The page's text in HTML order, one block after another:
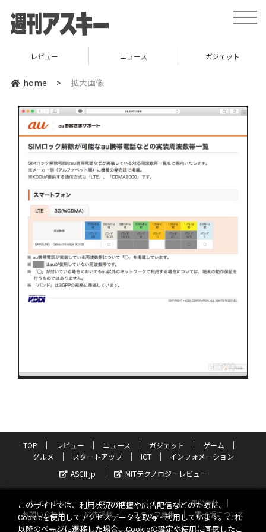
toggle
レビュー ニュース ガジェット
home > 拡大画像
TOP レビュー ニュース ガジェット
ゲーム
グルメ
スタートアップ ICT
インフォメーション
ASCII.jp
MITテクノロジーレビュー
サイトポリシー プライバシーポリシー
運営会社
お問い合わせ
広告掲載 スタッフ募集
電子版について
このサイトでは、利用状況の把握や広告配信などのために、
Cookieを使用してアクセスデータを取得・利用しています。これ
以降のページに遷移した場合、Cookieの設定や使用に同意したこ